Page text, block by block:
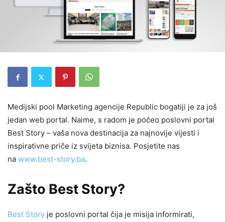
Medijski pool Marketing agencije Republic bogatiji je za još
jedan web portal. Naime, s radom je počeo poslovni portal
Best Story – vaša nova destinacija za najnovije vijesti i
inspirativne priče iz svijeta biznisa. Posjetite nas
na www.best-story.ba.
Zašto Best Story?
Best Story je poslovni portal čija je misija informirati,